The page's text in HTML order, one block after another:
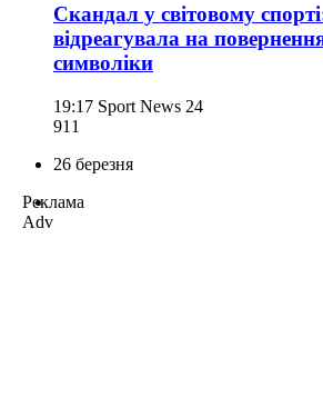
Скандал у світовому
відреагувала на
символіки
19:17 Sport News 24
911
26 березня
Реклама
Adv